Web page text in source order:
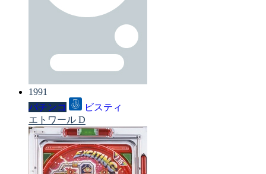
1991
パチンコ
ビスティ
エトワール D